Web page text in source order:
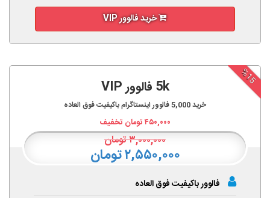
خرید فالوور VIP
%15
5k فالوور VIP
خرید5,000فالوور اینستاگرام باکیفیت فوق العاده
۴۵۰,۰۰۰تومان تخفیف
۳,۰۰۰,۰۰۰تومان
۲,۵۵۰,۰۰۰ تومان
فالوور باکیفیت فوق العاده